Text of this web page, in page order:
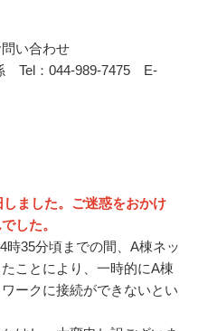
い合わせ
Tel：044-989-7475 E-
ました。ご迷惑をおかけ
した。
時35分頃までの間、A棟ネッ
ことにより、一時的にA棟
ークに接続ができないとい